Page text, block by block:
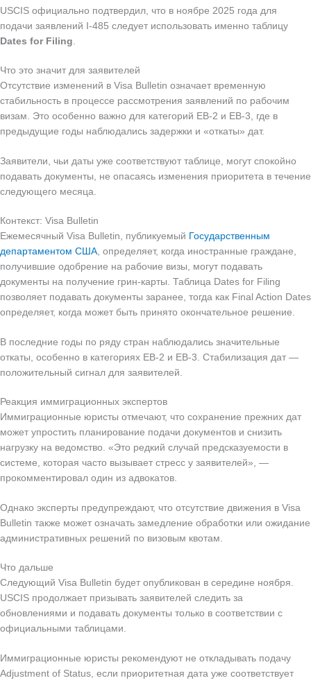
USCIS официально подтвердил, что в ноябре 2025 года для
подачи заявлений I-485 следует использовать именно таблицу
Dates for Filing
Что это значит для заявителей
Отсутствие изменений в Visa Bulletin означает временную
стабильность в процессе рассмотрения заявлений по рабочим
визам. Это особенно важно для категорий EB-2 и EB-3, где в
предыдущие годы наблюдались задержки и «откаты» дат.
Заявители, чьи даты уже соответствуют таблице, могут спокойно
подавать документы, не опасаясь изменения приоритета в течение
следующего месяца.
Контекст: Visa Bulletin
Ежемесячный Visa Bulletin, публикуемый Государственным
департаментом США, определяет, когда иностранные граждане,
получившие одобрение на рабочие визы, могут подавать
документы на получение грин-карты. Таблица Dates for Filing
позволяет подавать документы заранее, тогда как Final Action Dates
определяет, когда может быть принято окончательное решение.
В последние годы по ряду стран наблюдались значительные
откаты, особенно в категориях EB-2 и EB-3. Стабилизация дат —
положительный сигнал для заявителей.
Реакция иммиграционных экспертов
Иммиграционные юристы отмечают, что сохранение прежних дат
может упростить планирование подачи документов и снизить
нагрузку на ведомство. «Это редкий случай предсказуемости в
системе, которая часто вызывает стресс у заявителей», —
прокомментировал один из адвокатов.
Однако эксперты предупреждают, что отсутствие движения в Visa
Bulletin также может означать замедление обработки или ожидание
административных решений по визовым квотам.
Что дальше
Следующий Visa Bulletin будет опубликован в середине ноября.
USCIS продолжает призывать заявителей следить за
обновлениями и подавать документы только в соответствии с
официальными таблицами.
Иммиграционные юристы рекомендуют не откладывать подачу
Adjustment of Status, если приоритетная дата уже соответствует